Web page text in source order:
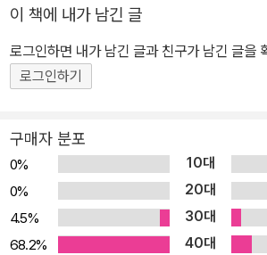
람이 되었지만, 이상하게도 가족들은 갈수록
편해집니다. 샘이 아빠의 페인트칠이나 할아버
없다고 있는 그대로 솔직하게 말하면서 불편
가려야 한다는 중요한 사실을 알려 줍니다. 자
짓 없이 솔직하게 말하되, 다른 사람과 의견을
중하는 마음이 앞서야 한다고 이야기합니다.
리는 거짓과 진실 사이에서 올바르게 균형 잡
습니다.
이 책에 내가 남긴 글
로그인하면 내가 남긴 글과 친구가 남긴 글을
로그인하기
구매자 분포
0% 10대
0%
20대
4.5%
30대
68.2%
40대